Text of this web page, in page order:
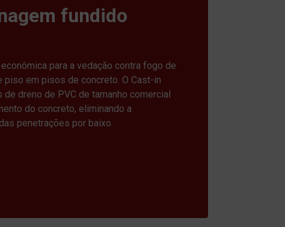
fundido
para a vedação contra fogo de
em pisos de concreto. O Cast-in
dreno de PVC de tamanho comercial
do concreto, eliminando a
penetrações por baixo.